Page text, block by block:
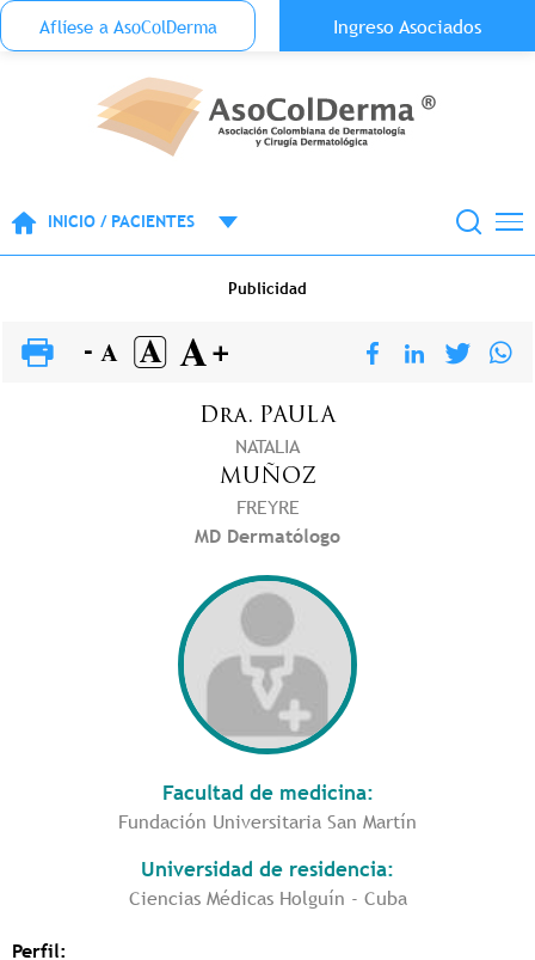
Pasar al contenido principal
Menu Top Anónimo
Aflíese a AsoColDerma Ingreso Asociados
INICIO / PACIENTES
Publicidad
Dra. PAULA
NATALIA
MUÑOZ
FREYRE
MD Dermatólogo
Facultad de medicina:
Fundación Universitaria San Martín
Universidad de residencia:
Ciencias Médicas Holguín - Cuba
Perfil: